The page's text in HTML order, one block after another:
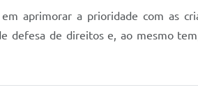
aprimorar a prioridade com as
defesa de direitos e, ao mesmo